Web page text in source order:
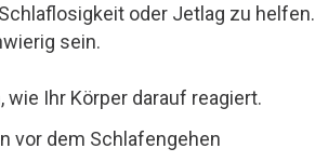
oder Jetlag zu helfen.
sein.
Ihr Körper darauf reagiert.
vor dem Schlafengehen